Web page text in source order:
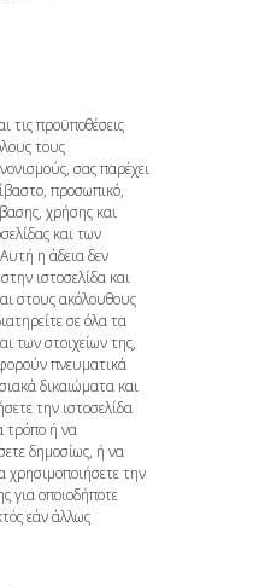
τις προϋποθέσεις
τους
σας παρέχει
προσωπικό,
χρήσης και
και των
η άδεια δεν
ιστοσελίδα και
στους ακόλουθους
σε όλα τα
των στοιχείων της,
πνευματικά
δικαιώματα και
την ιστοσελίδα
τρόπο ή να
δημοσίως, ή να
χρησιμοποιήσετε την
για οποιοδήποτε
εάν άλλως